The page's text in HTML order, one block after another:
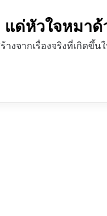
แด่หัวใจหมา
างจากเรื่องจริงที่เกิด